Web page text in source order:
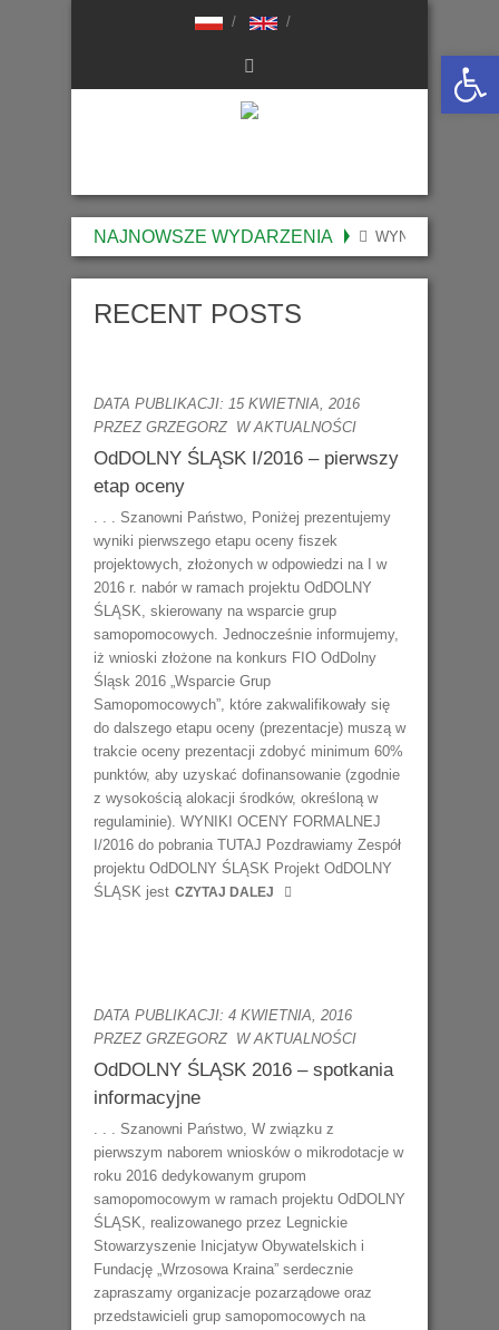
NAJNOWSZE WYDARZENIA WYNIKI NABORU
RECENT POSTS
DATA PUBLIKACJI: 15 KWIETNIA, 2016
PRZEZ GRZEGORZ WAKTUALNOŚCI
OdDOLNY ŚLĄSK I/2016 – pierwszy
etap oceny
. . . Szanowni Państwo, Poniżej prezentujemy
wyniki pierwszego etapu oceny fiszek
projektowych, złożonych w odpowiedzi na I w
2016 r. nabór w ramach projektu OdDOLNY
ŚLĄSK, skierowany na wsparcie grup
samopomocowych. Jednocześnie informujemy,
iż wnioski złożone na konkurs FIO OdDolny
Śląsk 2016 „Wsparcie Grup
Samopomocowych”, które zakwalifikowały się
do dalszego etapu oceny (prezentacje) muszą w
trakcie oceny prezentacji zdobyć minimum 60%
punktów, aby uzyskać dofinansowanie (zgodnie
z wysokością alokacji środków, określoną w
regulaminie). WYNIKI OCENY FORMALNEJ
I/2016 do pobrania TUTAJ Pozdrawiamy Zespół
projektu OdDOLNY ŚLĄSK Projekt OdDOLNY
ŚLĄSK jest CZYTAJ DALEJ
DATA PUBLIKACJI: 4 KWIETNIA, 2016
PRZEZ GRZEGORZ WAKTUALNOŚCI
OdDOLNY ŚLĄSK 2016 – spotkania
informacyjne
. . . Szanowni Państwo, W związku z
pierwszym naborem wniosków o mikrodotacje w
roku 2016 dedykowanym grupom
samopomocowym w ramach projektu OdDOLNY
ŚLĄSK, realizowanego przez Legnickie
Stowarzyszenie Inicjatyw Obywatelskich i
Fundację „Wrzosowa Kraina” serdecznie
zapraszamy organizacje pozarządowe oraz
przedstawicieli grup samopomocowych na